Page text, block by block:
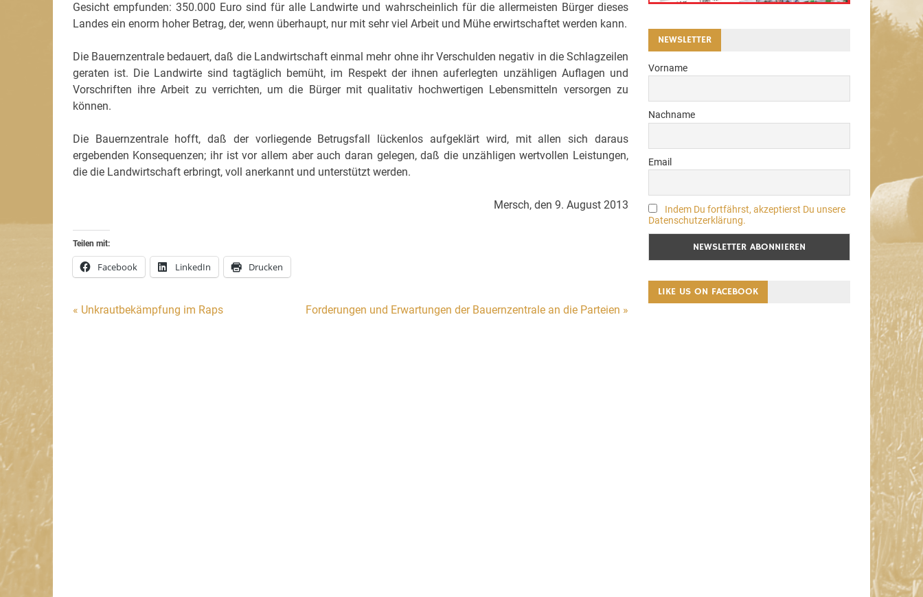
Gesicht empfunden: 350.000 Euro sind für alle Landwirte und wahrscheinlich für die allermeisten Bürger dieses
Landes ein enorm hoher Betrag, der, wenn überhaupt, nur mit sehr viel Arbeit und Mühe erwirtschaftet werden kann.
Die Bauernzentrale bedauert, daß die Landwirtschaft einmal mehr ohne ihr Verschulden negativ in die Schlagzeilen
geraten ist. Die Landwirte sind tagtäglich bemüht, im Respekt der ihnen auferlegten unzähligen Auflagen und
Vorschriften ihre Arbeit zu verrichten, um die Bürger mit qualitativ hochwertigen Lebensmitteln versorgen zu
können.
Die Bauernzentrale hofft, daß der vorliegende Betrugsfall lückenlos aufgeklärt wird, mit allen sich daraus
ergebenden Konsequenzen; ihr ist vor allem aber auch daran gelegen, daß die unzähligen wertvollen Leistungen,
die die Landwirtschaft erbringt, voll anerkannt und unterstützt werden.
Mersch, den 9. August 2013
Teilen mit:
Facebook LinkedIn Drucken
Beitragsnavigation
« Unkrautbekämpfung im Raps Forderungen und Erwartungen der Bauernzentrale an die Parteien »
NEWSLETTER
Vorname
Nachname
Email
Indem Du fortfährst, akzeptierst Du unsere
Datenschutzerklärung.
LIKE US ON FACEBOOK